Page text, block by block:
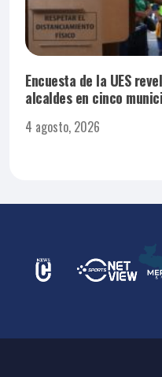
Encuesta de la UES
alcaldes en cinco
4 agosto, 2026